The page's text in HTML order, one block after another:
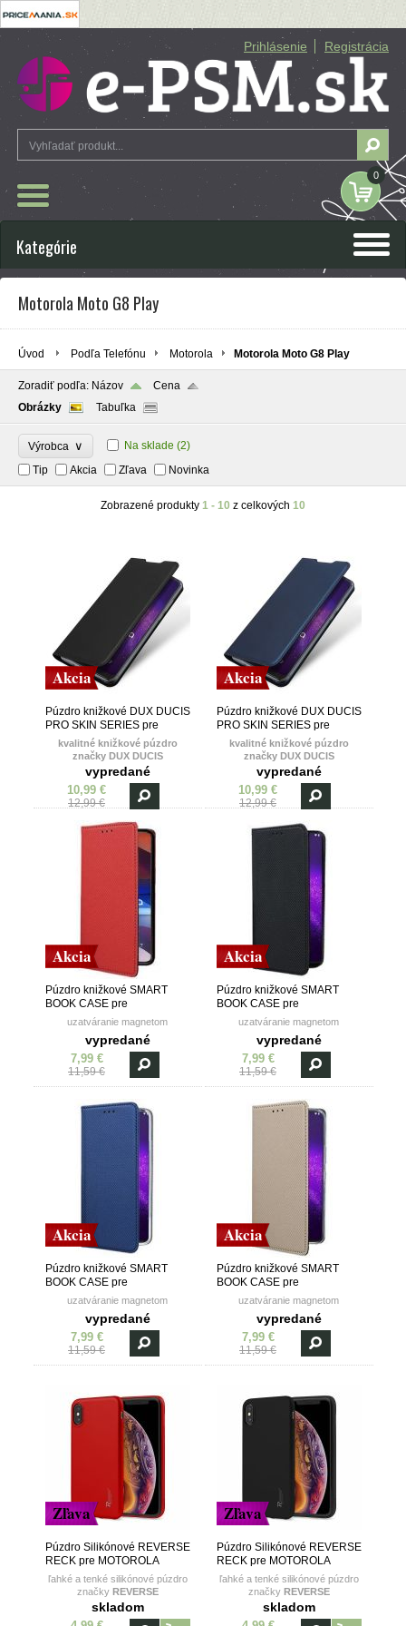
Prihlásenie Registrácia
0
Kategórie
Motorola Moto G8 Play
Úvod Podľa Telefónu Motorola Motorola Moto G8 Play
Zoradiť podľa: Názov
Cena
Obrázky
Tabuľka
Výrobca ∨ Na sklade (2)
Tip
Akcia Zľava Novinka
Zobrazené produkty 1 - 10 z celkových 10
Akcia
Púzdro knižkové DUX DUCIS
PRO SKIN SERIES pre
MOTOROLA MOTO G8
PLAY/ONE MACRO - čierne
kvalitné knižkové púzdro
značky DUX DUCIS
vypredané
10,99 €
12,99 €
Akcia
Púzdro knižkové DUX DUCIS
PRO SKIN SERIES pre
MOTOROLA MOTO G8
PLAY/ONE MACRO - modré
kvalitné knižkové púzdro
značky DUX DUCIS
vypredané
10,99 €
12,99 €
Akcia
Púzdro knižkové SMART
BOOK CASE pre
MOTOROLA MOTO G8
PLAY/ONE MACRO -
uzatváranie magnetom
vypredané
7,99 €
11,59 €
Akcia
Púzdro knižkové SMART
BOOK CASE pre
MOTOROLA MOTO G8
PLAY/ONE MACRO - čierne
uzatváranie magnetom
vypredané
7,99 €
11,59 €
Akcia
Púzdro knižkové SMART
BOOK CASE pre
MOTOROLA MOTO G8
PLAY/ONE MACRO - modré
uzatváranie magnetom
vypredané
7,99 €
11,59 €
Akcia
Púzdro knižkové SMART
BOOK CASE pre
MOTOROLA MOTO G8
PLAY/ONE MACRO - zlaté
uzatváranie magnetom
vypredané
7,99 €
11,59 €
Zľava
Púzdro Silikónové REVERSE
RECK pre MOTOROLA
MOTO G8 PLAY(ONE
MACRO) - červené
ľahké a tenké silikónové púzdro
značky REVERSE
skladom
Zľava
Púzdro Silikónové REVERSE
RECK pre MOTOROLA
MOTO G8 PLAY(ONE
MACRO) - čierne
ľahké a tenké silikónové púzdro
značky REVERSE
skladom